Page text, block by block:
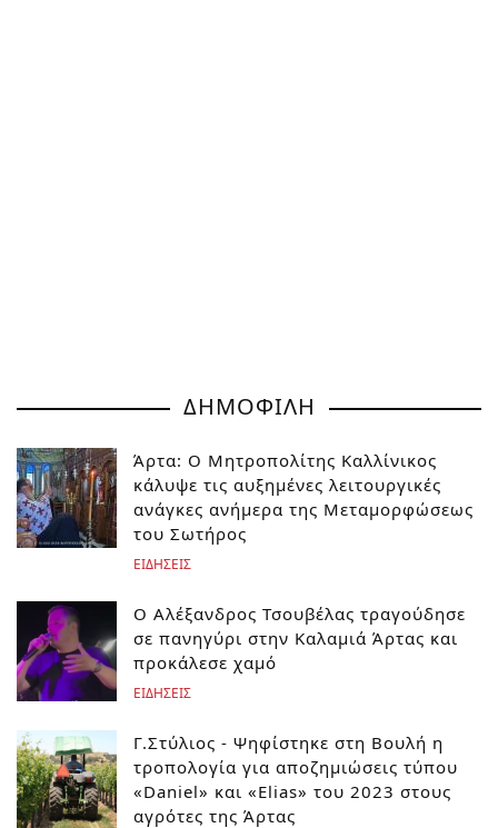
ΔΗΜΟΦΙΛΗ
Άρτα: Ο Μητροπολίτης Καλλίνικος
κάλυψε τις αυξημένες λειτουργικές
ανάγκες ανήμερα της Μεταμορφώσεως
του Σωτήρος
ΕΙΔΗΣΕΙΣ
Ο Αλέξανδρος Τσουβέλας τραγούδησε
σε πανηγύρι στην Καλαμιά Άρτας και
προκάλεσε χαμό
ΕΙΔΗΣΕΙΣ
Γ.Στύλιος - Ψηφίστηκε στη Βουλή η
τροπολογία για αποζημιώσεις τύπου
«Daniel» και «Elias» του 2023 στους
αγρότες της Άρτας